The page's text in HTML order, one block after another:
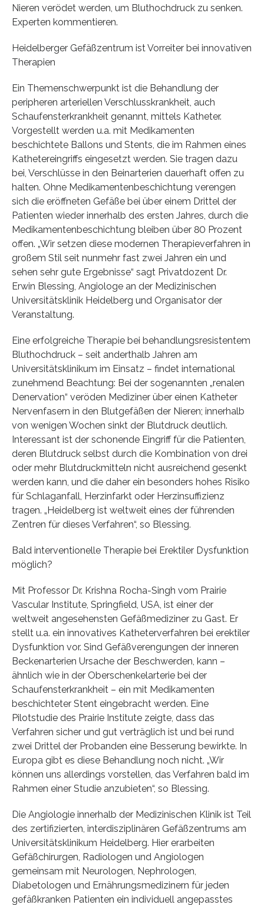
Nieren verödet werden, um Bluthochdruck zu senken.
Experten kommentieren.
Heidelberger Gefäßzentrum ist Vorreiter bei innovativen
Therapien
Ein Themenschwerpunkt ist die Behandlung der
peripheren arteriellen Verschlusskrankheit, auch
Schaufensterkrankheit genannt, mittels Katheter.
Vorgestellt werden u.a. mit Medikamenten
beschichtete Ballons und Stents, die im Rahmen eines
Kathetereingriffs eingesetzt werden. Sie tragen dazu
bei, Verschlüsse in den Beinarterien dauerhaft offen zu
halten. Ohne Medikamentenbeschichtung verengen
sich die eröffneten Gefäße bei über einem Drittel der
Patienten wieder innerhalb des ersten Jahres, durch die
Medikamentenbeschichtung bleiben über 80 Prozent
offen. „Wir setzen diese modernen Therapieverfahren in
großem Stil seit nunmehr fast zwei Jahren ein und
sehen sehr gute Ergebnisse“ sagt Privatdozent Dr.
Erwin Blessing, Angiologe an der Medizinischen
Universitätsklinik Heidelberg und Organisator der
Veranstaltung.
Eine erfolgreiche Therapie bei behandlungsresistentem
Bluthochdruck – seit anderthalb Jahren am
Universitätsklinikum im Einsatz – findet international
zunehmend Beachtung: Bei der sogenannten „renalen
Denervation“ veröden Mediziner über einen Katheter
Nervenfasern in den Blutgefäßen der Nieren; innerhalb
von wenigen Wochen sinkt der Blutdruck deutlich.
Interessant ist der schonende Eingriff für die Patienten,
deren Blutdruck selbst durch die Kombination von drei
oder mehr Blutdruckmitteln nicht ausreichend gesenkt
werden kann, und die daher ein besonders hohes Risiko
für Schlaganfall, Herzinfarkt oder Herzinsuffizienz
tragen. „Heidelberg ist weltweit eines der führenden
Zentren für dieses Verfahren“, so Blessing.
Bald interventionelle Therapie bei Erektiler Dysfunktion
möglich?
Mit Professor Dr. Krishna Rocha-Singh vom Prairie
Vascular Institute, Springfield, USA, ist einer der
weltweit angesehensten Gefäßmediziner zu Gast. Er
stellt u.a. ein innovatives Katheterverfahren bei erektiler
Dysfunktion vor. Sind Gefäßverengungen der inneren
Beckenarterien Ursache der Beschwerden, kann –
ähnlich wie in der Oberschenkelarterie bei der
Schaufensterkrankheit – ein mit Medikamenten
beschichteter Stent eingebracht werden. Eine
Pilotstudie des Prairie Institute zeigte, dass das
Verfahren sicher und gut verträglich ist und bei rund
zwei Drittel der Probanden eine Besserung bewirkte. In
Europa gibt es diese Behandlung noch nicht. „Wir
können uns allerdings vorstellen, das Verfahren bald im
Rahmen einer Studie anzubieten“, so Blessing.
Die Angiologie innerhalb der Medizinischen Klinik ist Teil
des zertifizierten, interdisziplinären Gefäßzentrums am
Universitätsklinikum Heidelberg. Hier erarbeiten
Gefäßchirurgen, Radiologen und Angiologen
gemeinsam mit Neurologen, Nephrologen,
Diabetologen und Ernährungsmedizinern für jeden
gefäßkranken Patienten ein individuell angepasstes